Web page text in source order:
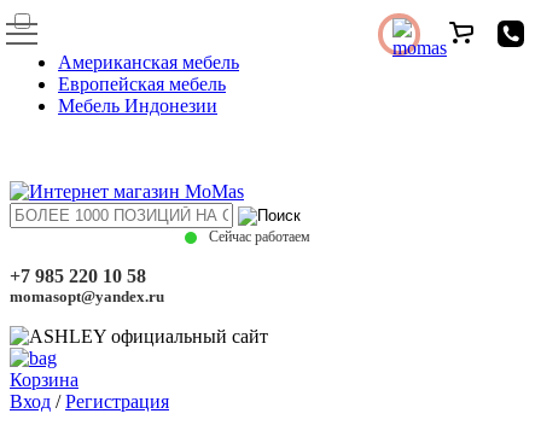
Американская мебель
Европейская мебель
Мебель Индонезии
Сейчас работаем
+7 985 220 10 58
momasopt@yandex.ru
Корзина
Вход /Регистрация